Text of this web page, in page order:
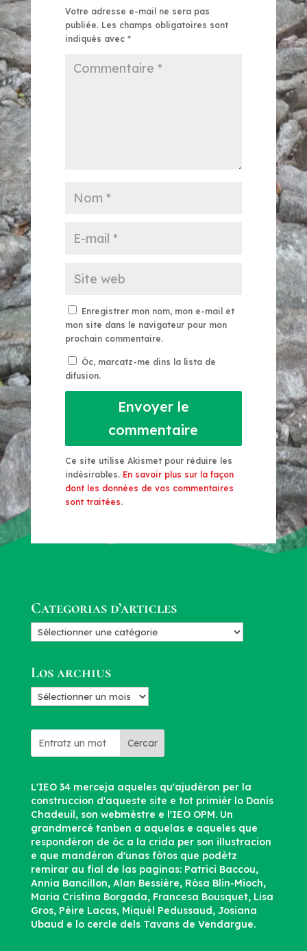
Votre adresse e-mail ne sera pas
publiée. Les champs obligatoires sont
indiqués avec *
Enregistrer mon nom, mon e-mail et
mon site dans le navigateur pour mon
prochain commentaire.
Òc, marcatz-me dins la lista de
difusion.
Envoyer le
commentaire
Ce site utilise Akismet pour réduire les
indésirables. En savoir plus sur la façon
dont les données de vos commentaires
sont traitées.
Categorias d’articles
Categorias
Los archius
Los
Cercar
L'IEO 34 merceja aqueles qu'ajudèron per la
construccion d'aqueste site e tot primièr lo Danís
Chadeuil, son webmèstre e l'IEO OPM. Un
grandmercé tanben a aquelas e aqueles que
respondèron de òc a la crida per son illustracion
e que mandèron d'unas fòtos que podètz
remirar au fial de las paginas: Patrici Baccou,
Annia Bancillon, Alan Bessière, Ròsa Blin-Mioch,
Maria Cristina Borgada, Francesa Bousquet, Lisa
Gros, Pèire Lacas, Miquèl Pedussaud, Josiana
Ubaud e lo cercle dels Tavans de Vendargue.